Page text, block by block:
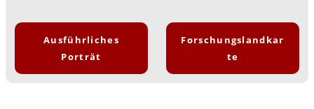
Ausführliches
Porträt
Forschungslandkar
te